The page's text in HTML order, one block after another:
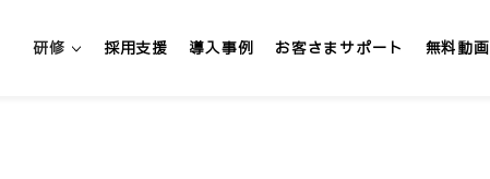
研修 採用支援 導入事例 お客さまサポート 無料動画